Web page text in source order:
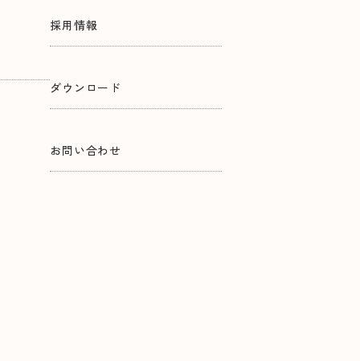
採用情報
ダウンロード
お問い合わせ